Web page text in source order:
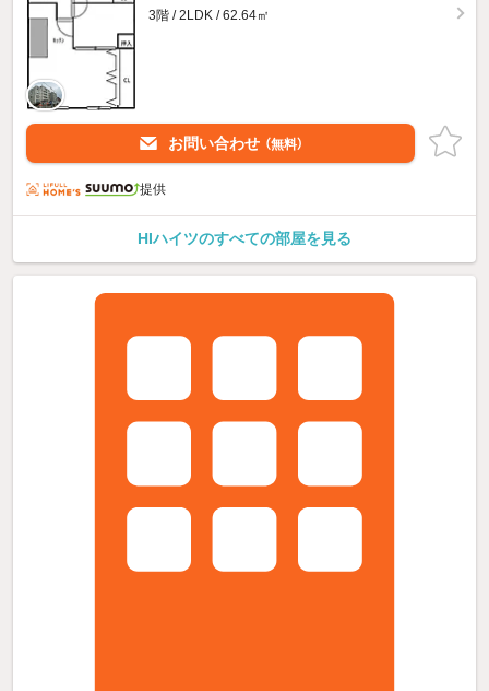
3階 / 2LDK / 62.64㎡
お問い合わせ （無料）
提供
HIハイツのすべての部屋を見る